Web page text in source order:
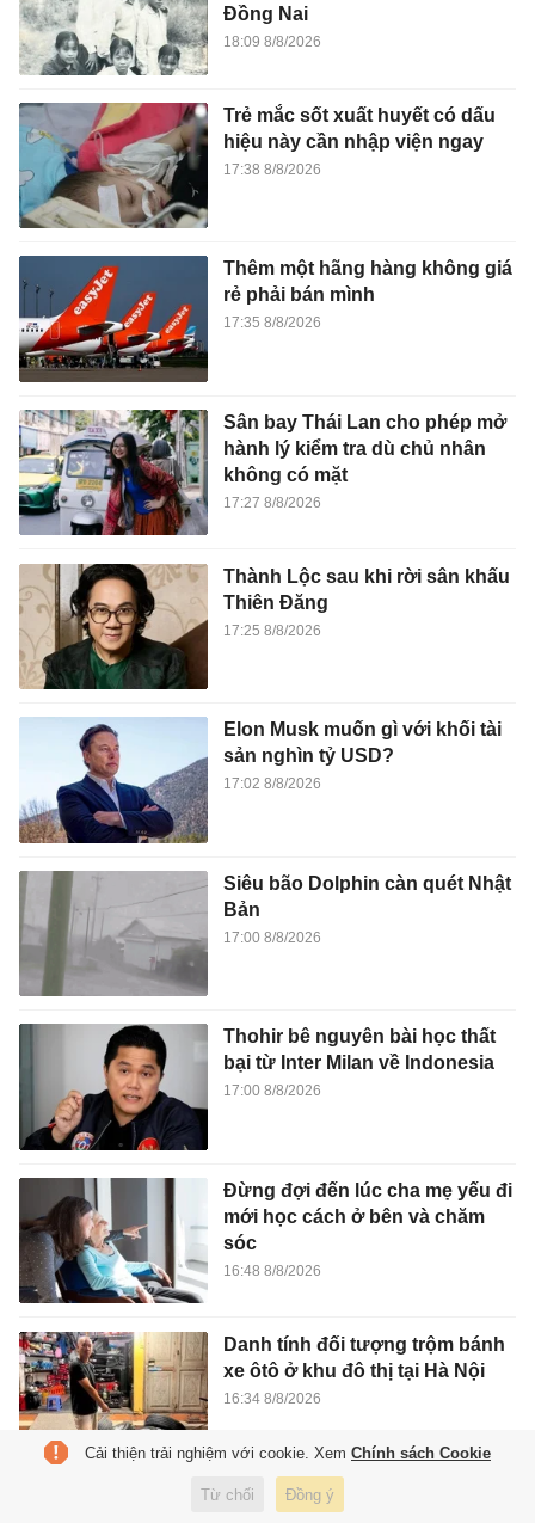
Đồng Nai
18:09 8/8/2026
Trẻ mắc sốt xuất huyết có dấu
hiệu này cần nhập viện ngay
17:38 8/8/2026
Thêm một hãng hàng không giá
rẻ phải bán mình
17:35 8/8/2026
Sân bay Thái Lan cho phép mở
hành lý kiểm tra dù chủ nhân
không có mặt
17:27 8/8/2026
Thành Lộc sau khi rời sân khấu
Thiên Đăng
17:25 8/8/2026
Elon Musk muốn gì với khối tài
sản nghìn tỷ USD?
17:02 8/8/2026
Siêu bão Dolphin càn quét Nhật
Bản
17:00 8/8/2026
Thohir bê nguyên bài học thất
bại từ Inter Milan về Indonesia
17:00 8/8/2026
Đừng đợi đến lúc cha mẹ yếu đi
mới học cách ở bên và chăm
sóc
16:48 8/8/2026
Danh tính đối tượng trộm bánh
xe ôtô ở khu đô thị tại Hà Nội
16:34 8/8/2026
'Niên hạn công trình không phải
Cải thiện trải nghiệm với cookie. Xem Chính sách Cookie
Từ chối Đồng ý